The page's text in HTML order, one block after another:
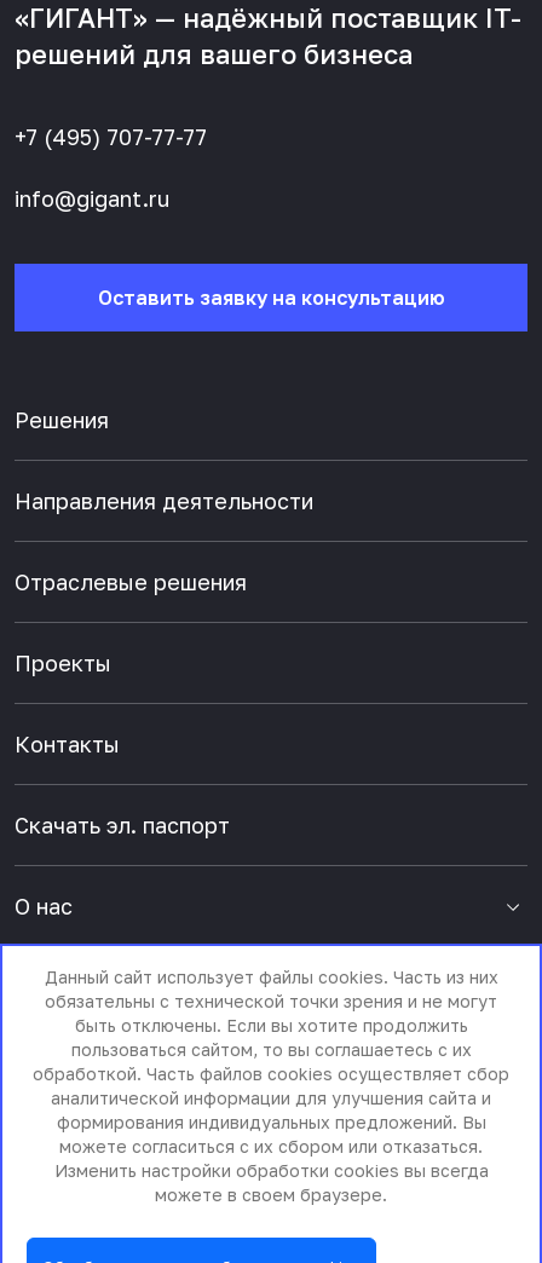
«ГИГАНТ» — надёжный поставщик IT-
решений для вашего бизнеса
+7 (495) 707-77-77
info@gigant.ru
Оставить заявку на консультацию
Решения
Направления деятельности
Отраслевые решения
Проекты
Контакты
Скачать эл. паспорт
О нас
Пресс-центр
© 2011 - 2026 ООО «Гигант Компьютерные системы»
Данный сайт использует файлы cookies. Часть из них
обязательны с технической точки зрения и не могут
быть отключены. Если вы хотите продолжить
пользоваться сайтом, то вы соглашаетесь с их
обработкой. Часть файлов cookies осуществляет сбор
аналитической информации для улучшения сайта и
формирования индивидуальных предложений. Вы
можете согласиться с их сбором или отказаться.
Изменить настройки обработки cookies вы всегда
можете в своем браузере.